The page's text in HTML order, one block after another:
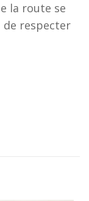
la route se
de respecter